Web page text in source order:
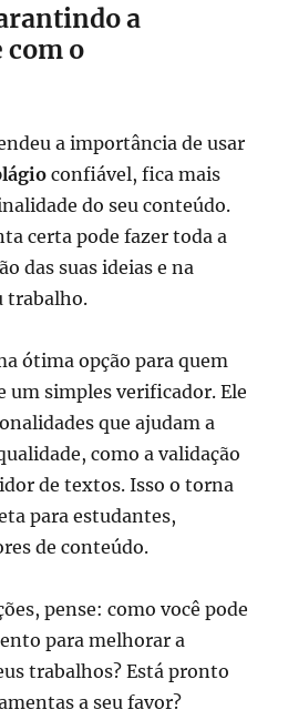
a
o
a importância de usar
confiável, fica mais
do seu conteúdo.
certa pode fazer toda a
das suas ideias e na
trabalho.
ótima opção para quem
um simples verificador. Ele
que ajudam a
como a validação
de textos. Isso o torna
para estudantes,
de conteúdo.
pense: como você pode
para melhorar a
trabalhos? Está pronto
a seu favor?